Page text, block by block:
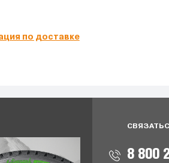
по доставке
8 800